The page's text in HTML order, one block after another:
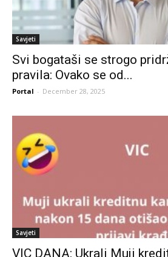
Savjeti
Svi bogataši se strogo
pravila: Ovako se od...
Portal - December 28, 2025
Savjeti
VIC DANA: Ukrali Muji